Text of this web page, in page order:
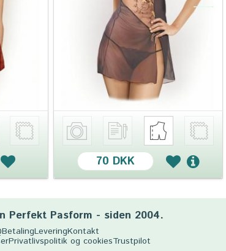
70 DKK
Perfekt Pasform - siden 2004.
BetalingLeveringKontakt
Privatlivspolitik og cookiesTrustpilot